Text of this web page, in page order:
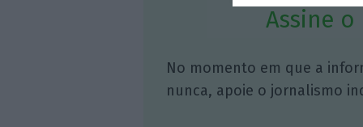
Assine o
No momento em que a
nunca, apoie o jornalismo